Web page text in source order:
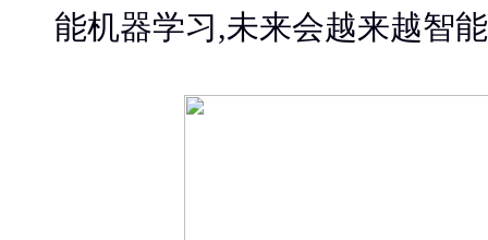
能机器学习,未来会越来越智